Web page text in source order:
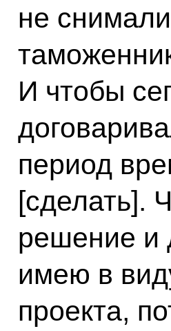
не
И чтобы
период
[сделать].
решение и
имею в
проекта,